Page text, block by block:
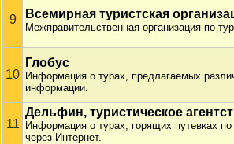
9 Всемирная туристская
Межправительственная организация по
10
Глобус
Информация о турах, предлагаемых
информации.
11
Дельфин, туристическое
Информация о турах, горящих путевках
через Интернет.